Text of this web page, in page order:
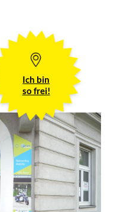
Ich bin
so frei!